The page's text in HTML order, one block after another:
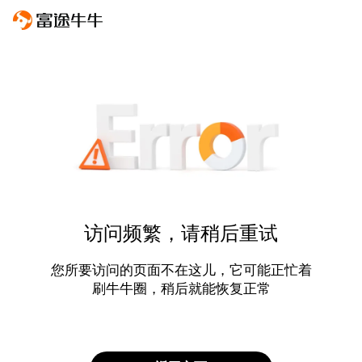
访问频繁，请稍后重试
您所要访问的页面不在这儿，它可能正忙着
刷牛牛圈，稍后就能恢复正常